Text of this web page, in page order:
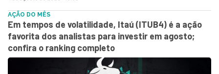
AÇÃO DO MÊS
Em tempos de volatilidade, Itaú (ITUB4) é a ação
favorita dos analistas para investir em agosto;
confira o ranking completo